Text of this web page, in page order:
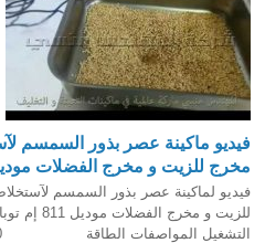
فيديو ماكينة عصر بذور السمسم
مخرج للزيت و مخرج الفضلات موديل 811 إم
فيديو لماكينة عصر بذور السمسم
للزيت و